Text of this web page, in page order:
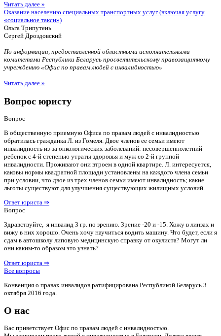
Читать далее »
Оказание населению специальных транспортных услуг (включая услугу
«социальное такси»)
Ольга Трипутень
Сергей Дроздовский
По информации, предоставленной областными исполнительными
комитетами Республики Беларусь просветительскому правозащитному
учреждению «Офис по правам людей с инвалидностью»
Читать далее »
Вопрос юристу
Вопрос
В общественную приемную Офиса по правам людей с инвалидностью
обратилась гражданка Л. из Гомеля. Двое членов ее семьи имеют
инвалидность из-за онкологических заболеваний: несовершеннолетний
ребенок с 4-й степенью утраты здоровья и муж со 2-й группой
инвалидности. Проживают они втроем в одной квартире. Л. интересуется,
каковы нормы квадратной площади установлены на каждого члена семьи
при условии, что двое из трех членов семьи имеют инвалидность; какие
льготы существуют для улучшения существующих жилищных условий.
Ответ юриста ⇒
Вопрос
Здравствуйте, я инвалид 3 гр. по зрению. Зрение -20 и -15. Хожу в линзах и
вижу в них хорошо. Очень хочу научиться водить машину. Что будет, если я
сдам в автошколу липовую медицинскую справку от окулиста? Могут ли
они каким-то образом это узнать?
Ответ юриста ⇒
Все вопросы
Конвенция о правах инвалидов ратифицирована Республикой Беларусь 3
октября 2016 года.
О нас
Вас приветствует Офис по правам людей с инвалидностью.